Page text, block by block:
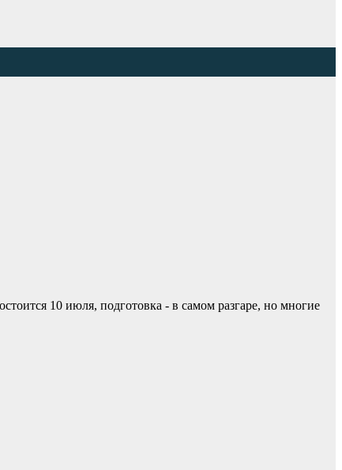
10 июля, подготовка - в самом разгаре, но многие